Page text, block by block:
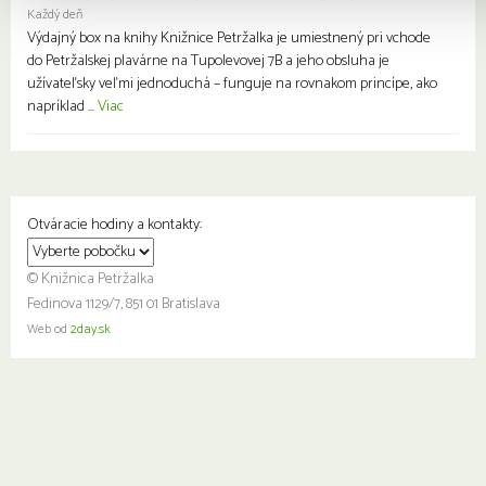
Každý deň
Výdajný box na knihy Knižnice Petržalka je umiestnený pri vchode
do Petržalskej plavárne na Tupolevovej 7B a jeho obsluha je
užívateľsky veľmi jednoduchá – funguje na rovnakom princípe, ako
napríklad ...Viac
Otváracie hodiny a kontakty:
© Knižnica Petržalka
Fedinova 1129/7, 851 01 Bratislava
Web od 2day.sk